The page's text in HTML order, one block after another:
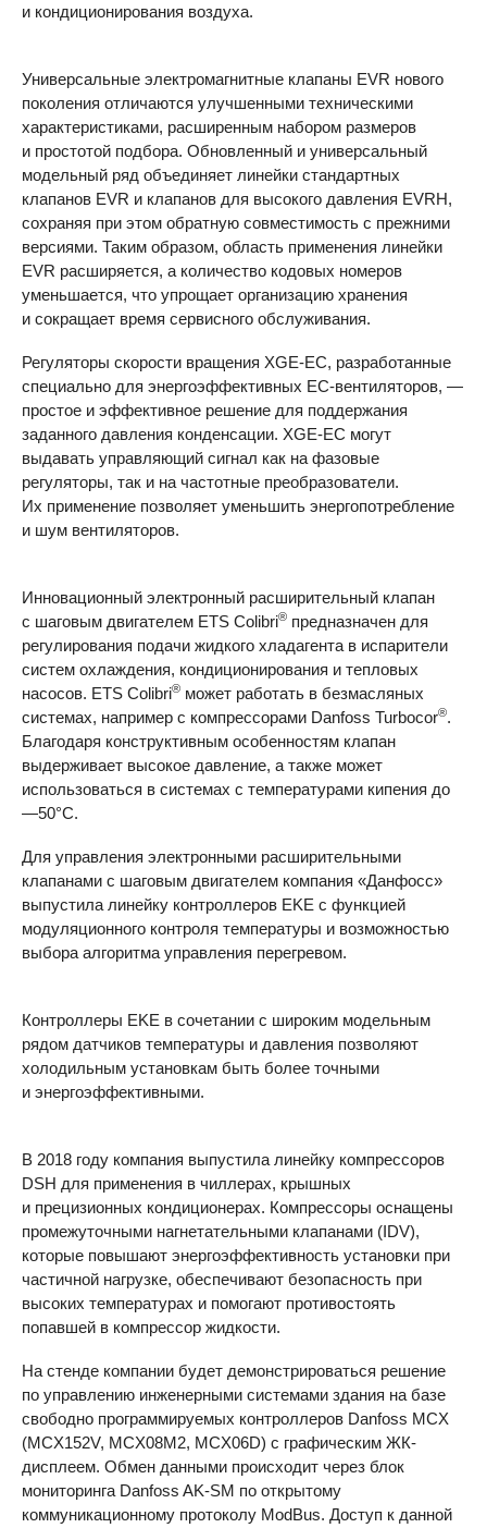
и кондиционирования воздуха.
Универсальные электромагнитные клапаны EVR нового
поколения отличаются улучшенными техническими
характеристиками, расширенным набором размеров
и простотой подбора. Обновленный и универсальный
модельный ряд объединяет линейки стандартных
клапанов EVR и клапанов для высокого давления EVRH,
сохраняя при этом обратную совместимость с прежними
версиями. Таким образом, область применения линейки
EVR расширяется, а количество кодовых номеров
уменьшается, что упрощает организацию хранения
и сокращает время сервисного обслуживания.
Регуляторы скорости вращения XGE-EC, разработанные
специально для энергоэффективных EC-вентиляторов, —
простое и эффективное решение для поддержания
заданного давления конденсации. XGE-EC могут
выдавать управляющий сигнал как на фазовые
регуляторы, так и на частотные преобразователи.
Их применение позволяет уменьшить энергопотребление
и шум вентиляторов.
Инновационный электронный расширительный клапан
с шаговым двигателем ETS Colibri® предназначен для
регулирования подачи жидкого хладагента в испарители
систем охлаждения, кондиционирования и тепловых
насосов. ETS Colibri® может работать в безмасляных
системах, например с компрессорами Danfoss Turbocor®.
Благодаря конструктивным особенностям клапан
выдерживает высокое давление, а также может
использоваться в системах с температурами кипения до
—50°C.
Для управления электронными расширительными
клапанами с шаговым двигателем компания «Данфосс»
выпустила линейку контроллеров EKE c функцией
модуляционного контроля температуры и возможностью
выбора алгоритма управления перегревом.
Контроллеры EKE в сочетании с широким модельным
рядом датчиков температуры и давления позволяют
холодильным установкам быть более точными
и энергоэффективными.
В 2018 году компания выпустила линейку компрессоров
DSH для применения в чиллерах, крышных
и прецизионных кондиционерах. Компрессоры оснащены
промежуточными нагнетательными клапанами (IDV),
которые повышают энергоэффективность установки при
частичной нагрузке, обеспечивают безопасность при
высоких температурах и помогают противостоять
попавшей в компрессор жидкости.
На стенде компании будет демонстрироваться решение
по управлению инженерными системами здания на базе
свободно программируемых контроллеров Danfoss MCX
(MCX152V, MCX08М2, MCX06D) с графическим ЖК-
дисплеем. Обмен данными происходит через блок
мониторинга Danfoss AK-SM по открытому
коммуникационному протоколу ModBus. Доступ к данной